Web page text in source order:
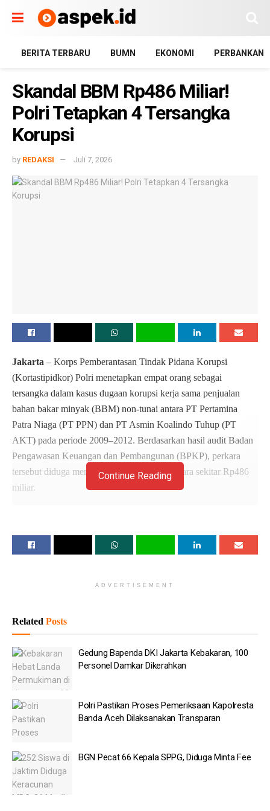
BERITA TERBARU BUMN EKONOMI PERBANKAN
Skandal BBM Rp486 Miliar!
Polri Tetapkan 4 Tersangka
Korupsi
by REDAKSI Juli 7, 2026
Jakarta – Korps Pemberantasan Tindak Pidana Korupsi
(Kortastipidkor) Polri menetapkan empat orang sebagai
tersangka dalam kasus dugaan korupsi kerja sama penjualan
bahan bakar minyak (BBM) non-tunai antara PT Pertamina
Patra Niaga (PT PPN) dan PT Asmin Koalindo Tuhup (PT
AKT) pada periode 2009–2012. Berdasarkan hasil audit Badan
Pengawasan Keuangan dan Pembangunan (BPKP), perkara
tersebut diduga mengakibatkan kerugian negara sekitar Rp486
miliar.
Ops Kortastipidkor Polri Kombes Pol. Ahmad Yusuf Afandi
Direktur Pemasaran PT Pertamina Patra Niaga periode 2008–
2011, ST selaku pemegang saham sekaligus Presiden Direktur
PT AKT, JI selaku Vice President Sales Wilayah Timur PT
Pertamina Patra Niaga periode 2009–2013, serta WTD yang
menjabat sebagai General Manager Treasury dan Vice President
Baca Juga
Gedung Bapenda DKI Jakarta Kebakaran, 100 Personel
Damkar Dikerahkan
Polri Pastikan Proses Pemeriksaan Kapolresta Banda
Continue Reading
ADVERTISEMENT
Related Posts
Gedung Bapenda DKI Jakarta Kebakaran, 100
Personel Damkar Dikerahkan
Polri Pastikan Proses Pemeriksaan Kapolresta
Banda Aceh Dilaksanakan Transparan
BGN Pecat 66 Kepala SPPG, Diduga Minta Fee